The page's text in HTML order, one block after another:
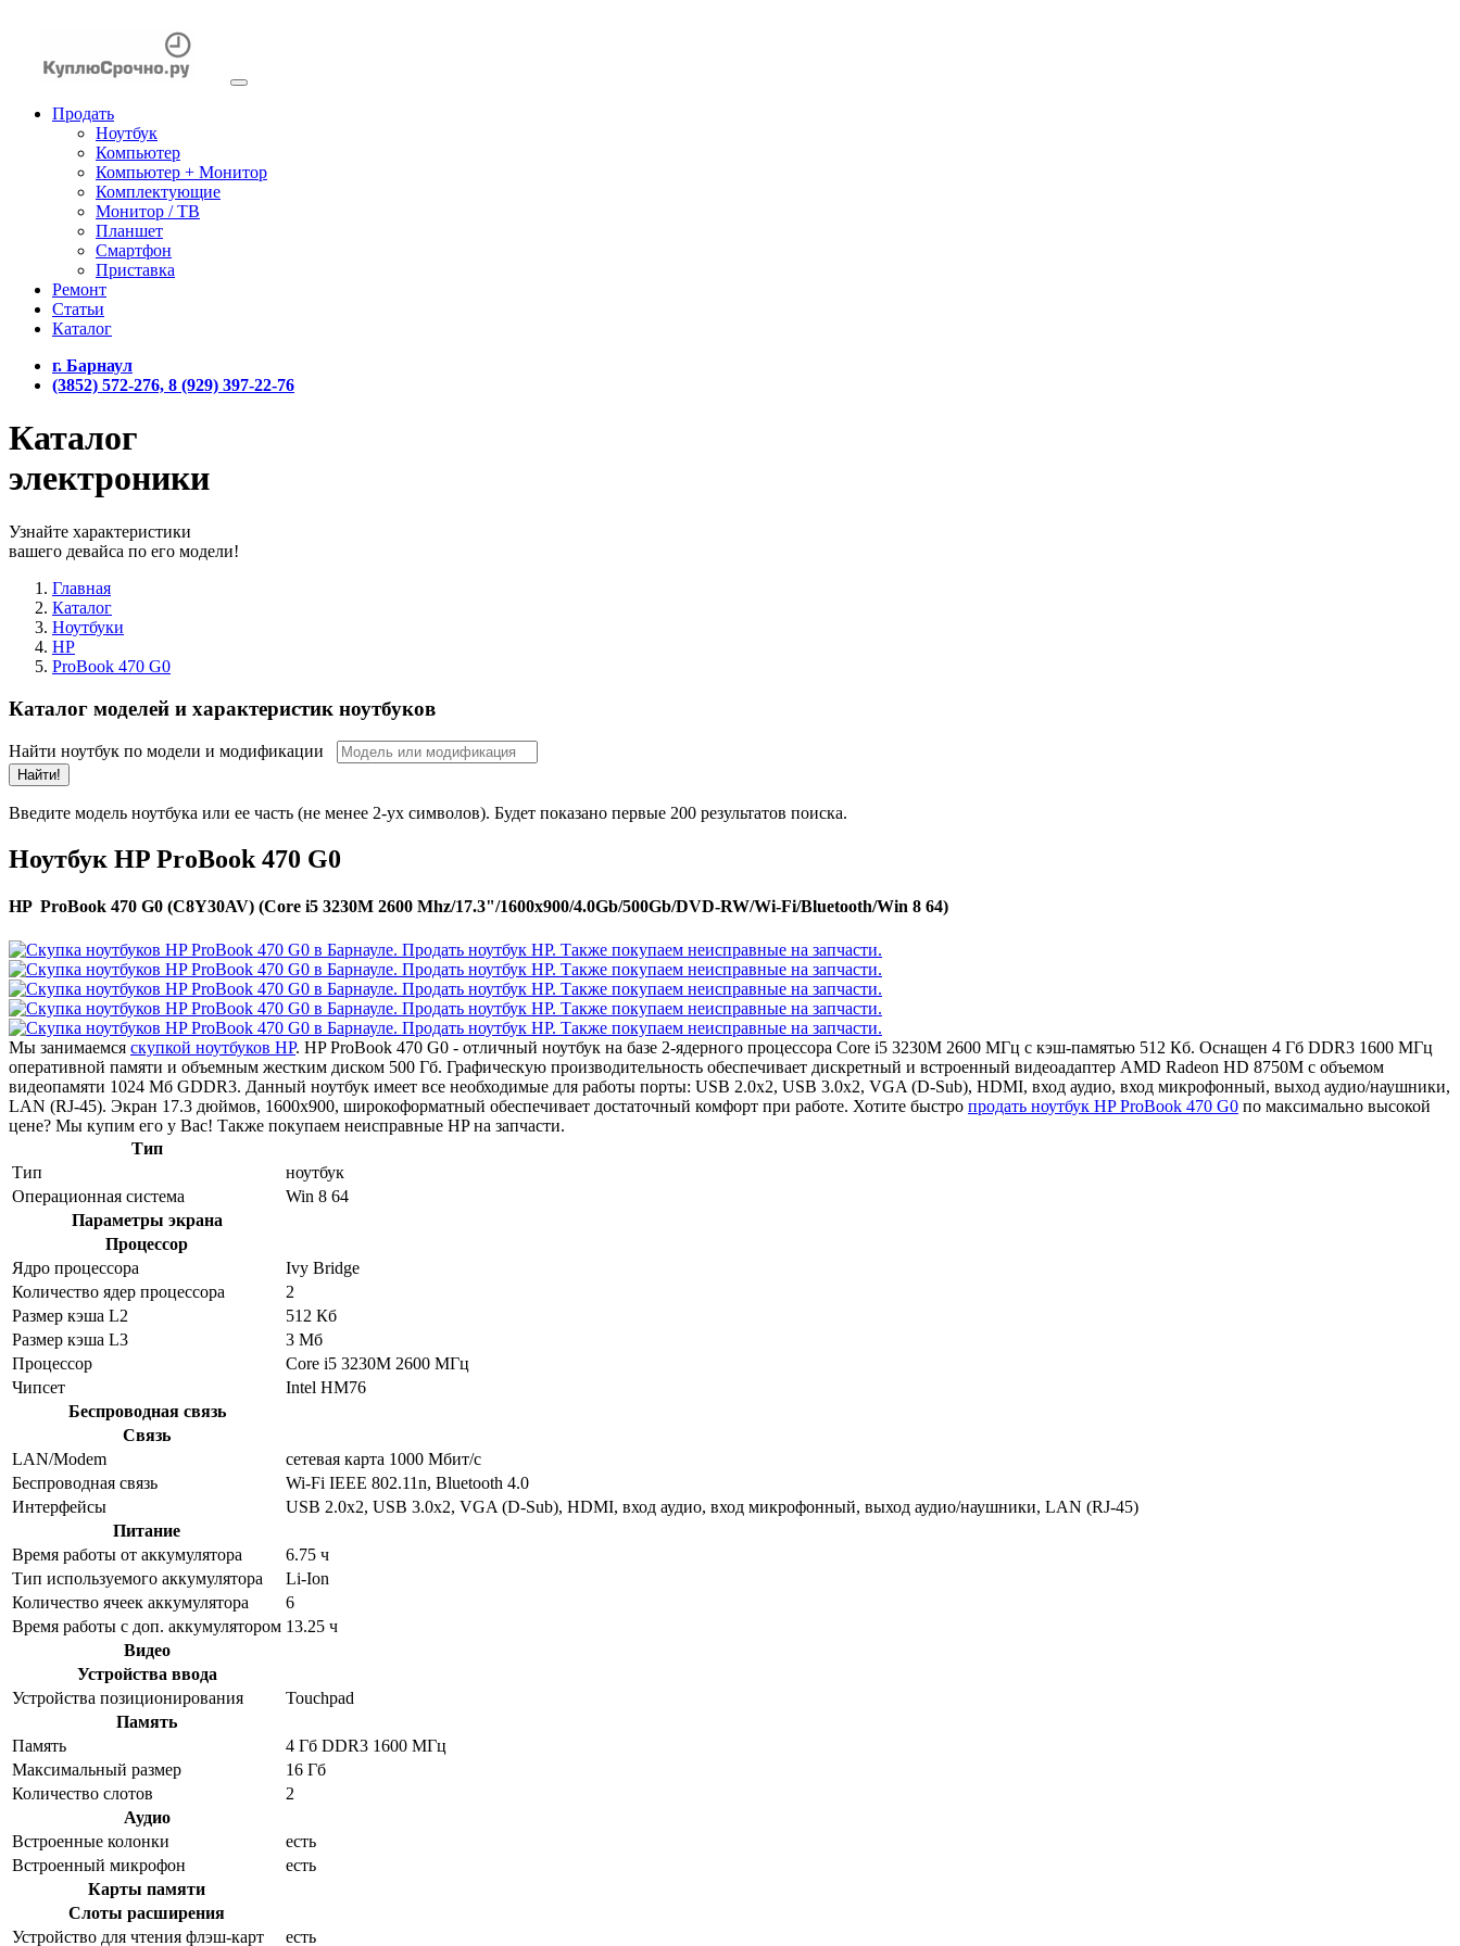
Продать
Ноутбук
Компьютер
Компьютер + Монитор
Комплектующие
Монитор / ТВ
Планшет
Смартфон
Приставка
Ремонт
Статьи
Каталог
г. Барнаул
(3852) 572-276, 8 (929) 397-22-76
Каталог
электроники
Узнайте характеристики
вашего девайса по его модели!
Главная
Каталог
Ноутбуки
HP
ProBook 470 G0
Каталог моделей и характеристик ноутбуков
Найти ноутбук по модели и модификации
Найти!
Введите модель ноутбука или ее часть (не менее 2-ух символов). Будет показано первые 200 результатов поиска.
Ноутбук HP ProBook 470 G0
HP ProBook 470 G0 (C8Y30AV) (Core i5 3230M 2600 Mhz/17.3"/1600x900/4.0Gb/500Gb/DVD-RW/Wi-Fi/Bluetooth/Win 8 64)
Мы занимаемся скупкой ноутбуков HP. HP ProBook 470 G0 - отличный ноутбук на базе 2-ядерного процессора Core i5 3230M 2600 МГц с кэш-памятью 512 Кб. Оснащен 4 Гб DDR3 1600 МГц
оперативной памяти и объемным жестким диском 500 Гб. Графическую производительность обеспечивает дискретный и встроенный видеоадаптер AMD Radeon HD 8750M с объемом
видеопамяти 1024 Мб GDDR3. Данный ноутбук имеет все необходимые для работы порты: USB 2.0x2, USB 3.0x2, VGA (D-Sub), HDMI, вход аудио, вход микрофонный, выход аудио/наушники,
LAN (RJ-45). Экран 17.3 дюймов, 1600x900, широкоформатный обеспечивает достаточный комфорт при работе. Хотите быстро продать ноутбук HP ProBook 470 G0 по максимально высокой
цене? Мы купим его у Вас! Также покупаем неисправные HP на запчасти.
Тип
Тип
ноутбук
Операционная система
Win 8 64
Параметры экрана
Процессор
Ядро процессора
Ivy Bridge
Количество ядер процессора
2
Размер кэша L2
512 Кб
Размер кэша L3
3 Мб
Процессор
Core i5 3230M 2600 МГц
Чипсет
Intel HM76
Беспроводная связь
Связь
LAN/Modem
сетевая карта 1000 Мбит/c
Беспроводная связь
Wi-Fi IEEE 802.11n, Bluetooth 4.0
Интерфейсы
USB 2.0x2, USB 3.0x2, VGA (D-Sub), HDMI, вход аудио, вход микрофонный, выход аудио/наушники, LAN (RJ-45)
Питание
Время работы от аккумулятора
6.75 ч
Тип используемого аккумулятора
Li-Ion
Количество ячеек аккумулятора
6
Время работы с доп. аккумулятором 13.25 ч
Видео
Устройства ввода
Устройства позиционирования
Touchpad
Память
Память
4 Гб DDR3 1600 МГц
Максимальный размер
16 Гб
Количество слотов
2
Аудио
Встроенные колонки
есть
Встроенный микрофон
есть
Карты памяти
Слоты расширения
Устройство для чтения флэш-карт
есть